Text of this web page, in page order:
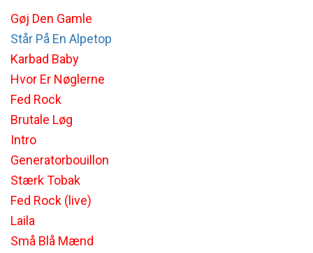
Gøj Den Gamle
Står På En Alpetop
Karbad Baby
Hvor Er Nøglerne
Fed Rock
Brutale Løg
Intro
Generatorbouillon
Stærk Tobak
Fed Rock (live)
Laila
Små Blå Mænd